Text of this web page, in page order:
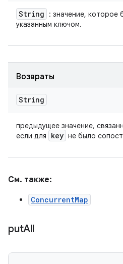
String
: значение, которое
указанным ключом.
Возвраты
String
предыдущее значение,
если для key не было
См. также:
ConcurrentMap
putAll